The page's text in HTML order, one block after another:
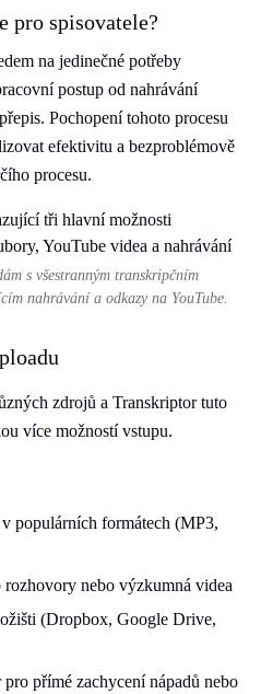
pro spisovatele?
na jedinečné potřeby
postup od nahrávání
Pochopení tohoto procesu
efektivitu a bezproblémově
procesu.
s všestranným transkripčním
nahrávání a odkazy na YouTube.
zdrojů a Transkriptor tuto
více možností vstupu.
populárních formátech (MP3,
nebo výzkumná videa
(Dropbox, Google Drive,
přímé zachycení nápadů nebo